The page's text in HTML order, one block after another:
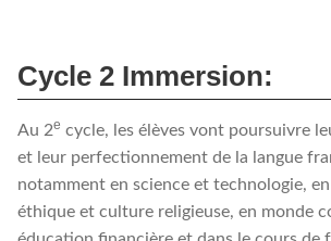
Cycle 2 Immersion:
Au 2e cycle, les élèves vont poursuivre
et leur perfectionnement de la langue
notamment en science et technologie,
éthique et culture religieuse, en monde